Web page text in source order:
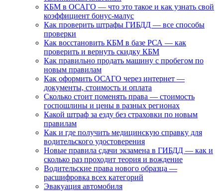
КБМ в ОСАГО — что это такое и как узнать свой
коэффициент бонус-малус
Как проверить штрафы ГИБДД — все способы
проверки
Как восстановить КБМ в базе РСА — как
проверить и вернуть скидку КБМ
Как правильно продать машину с пробегом по
новым правилам
Как оформить ОСАГО через интернет —
документы, стоимость и оплата
Сколько стоит поменять права — стоимость
госпошлины и цены в разных регионах
Какой штраф за езду без страховки по новым
правилам
Как и где получить медицинскую справку для
водительского удостоверения
Новые правила сдачи экзамена в ГИБДД — как и
сколько раз проходит теория и вождение
Водительские права нового образца —
расшифровка всех категорий
Эвакуация автомобиля